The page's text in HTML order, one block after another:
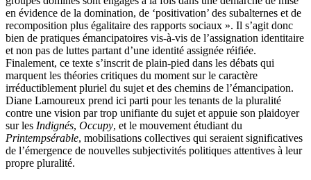
en évidence de la domination, de ‘positivation’ des subalternes et de
recomposition plus égalitaire des rapports sociaux ». Il s’agit donc
bien de pratiques émancipatoires vis-à-vis de l’assignation identitaire
et non pas de luttes partant d’une identité assignée réifiée.
Finalement, ce texte s’inscrit de plain-pied dans les débats qui
marquent les théories critiques du moment sur le caractère
irréductiblement pluriel du sujet et des chemins de l’émancipation.
Diane Lamoureux prend ici parti pour les tenants de la pluralité
contre une vision par trop unifiante du sujet et appuie son plaidoyer
sur les Indignés, Occupy, et le mouvement étudiant du
Printempsérable, mobilisations collectives qui seraient significatives
de l’émergence de nouvelles subjectivités politiques attentives à leur
propre pluralité.